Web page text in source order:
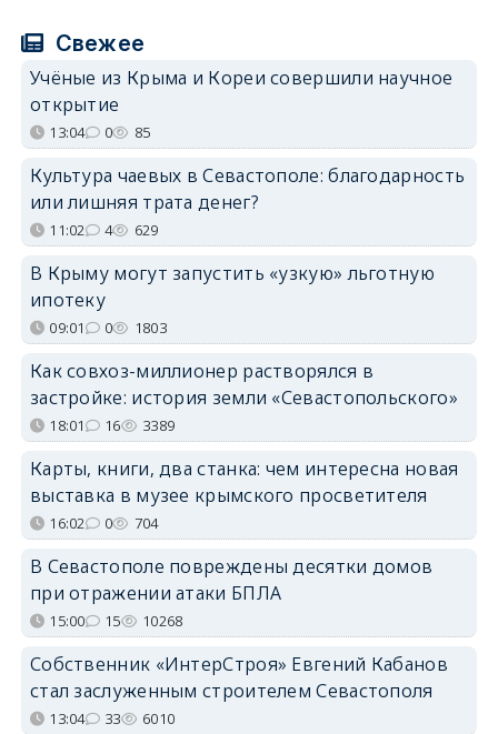
Свежее
Учёные из Крыма и Кореи совершили научное
открытие
13:04 0 85
Культура чаевых в Севастополе: благодарность
или лишняя трата денег?
11:02 4 629
В Крыму могут запустить «узкую» льготную
ипотеку
09:01 0 1803
Как совхоз-миллионер растворялся в
застройке: история земли «Севастопольского»
18:01 16 3389
Карты, книги, два станка: чем интересна новая
выставка в музее крымского просветителя
16:02 0 704
В Севастополе повреждены десятки домов
при отражении атаки БПЛА
15:00 15 10268
Собственник «ИнтерСтроя» Евгений Кабанов
стал заслуженным строителем Севастополя
13:04 33 6010